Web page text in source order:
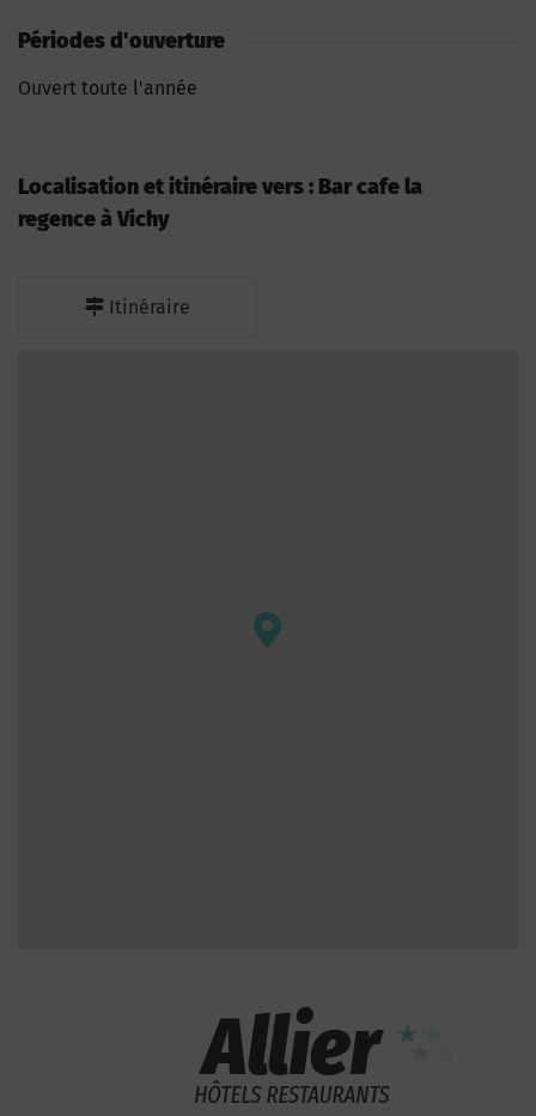
Périodes d'ouverture
Ouvert toute l'année
Localisation et itinéraire vers : Bar cafe la
regence à Vichy
Itinéraire